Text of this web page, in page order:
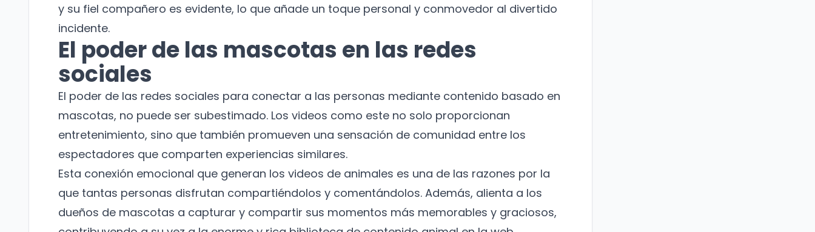
y su fiel compañero es evidente, lo que añade un toque personal y conmovedor al divertido
incidente.
El poder de las mascotas en las redes
sociales
El poder de las redes sociales para conectar a las personas mediante contenido basado en
mascotas, no puede ser subestimado. Los videos como este no solo proporcionan
entretenimiento, sino que también promueven una sensación de comunidad entre los
espectadores que comparten experiencias similares.
Esta conexión emocional que generan los videos de animales es una de las razones por la
que tantas personas disfrutan compartiéndolos y comentándolos. Además, alienta a los
dueños de mascotas a capturar y compartir sus momentos más memorables y graciosos,